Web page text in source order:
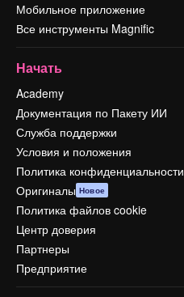
Мобильное приложение
Все инструменты Magnific
Начать
Academy
Документация по Пакету ИИ
Служба поддержки
Условия и положения
Политика конфиденциальности
Оригиналы Новое
Политика файлов cookie
Центр доверия
Партнеры
Предприятие